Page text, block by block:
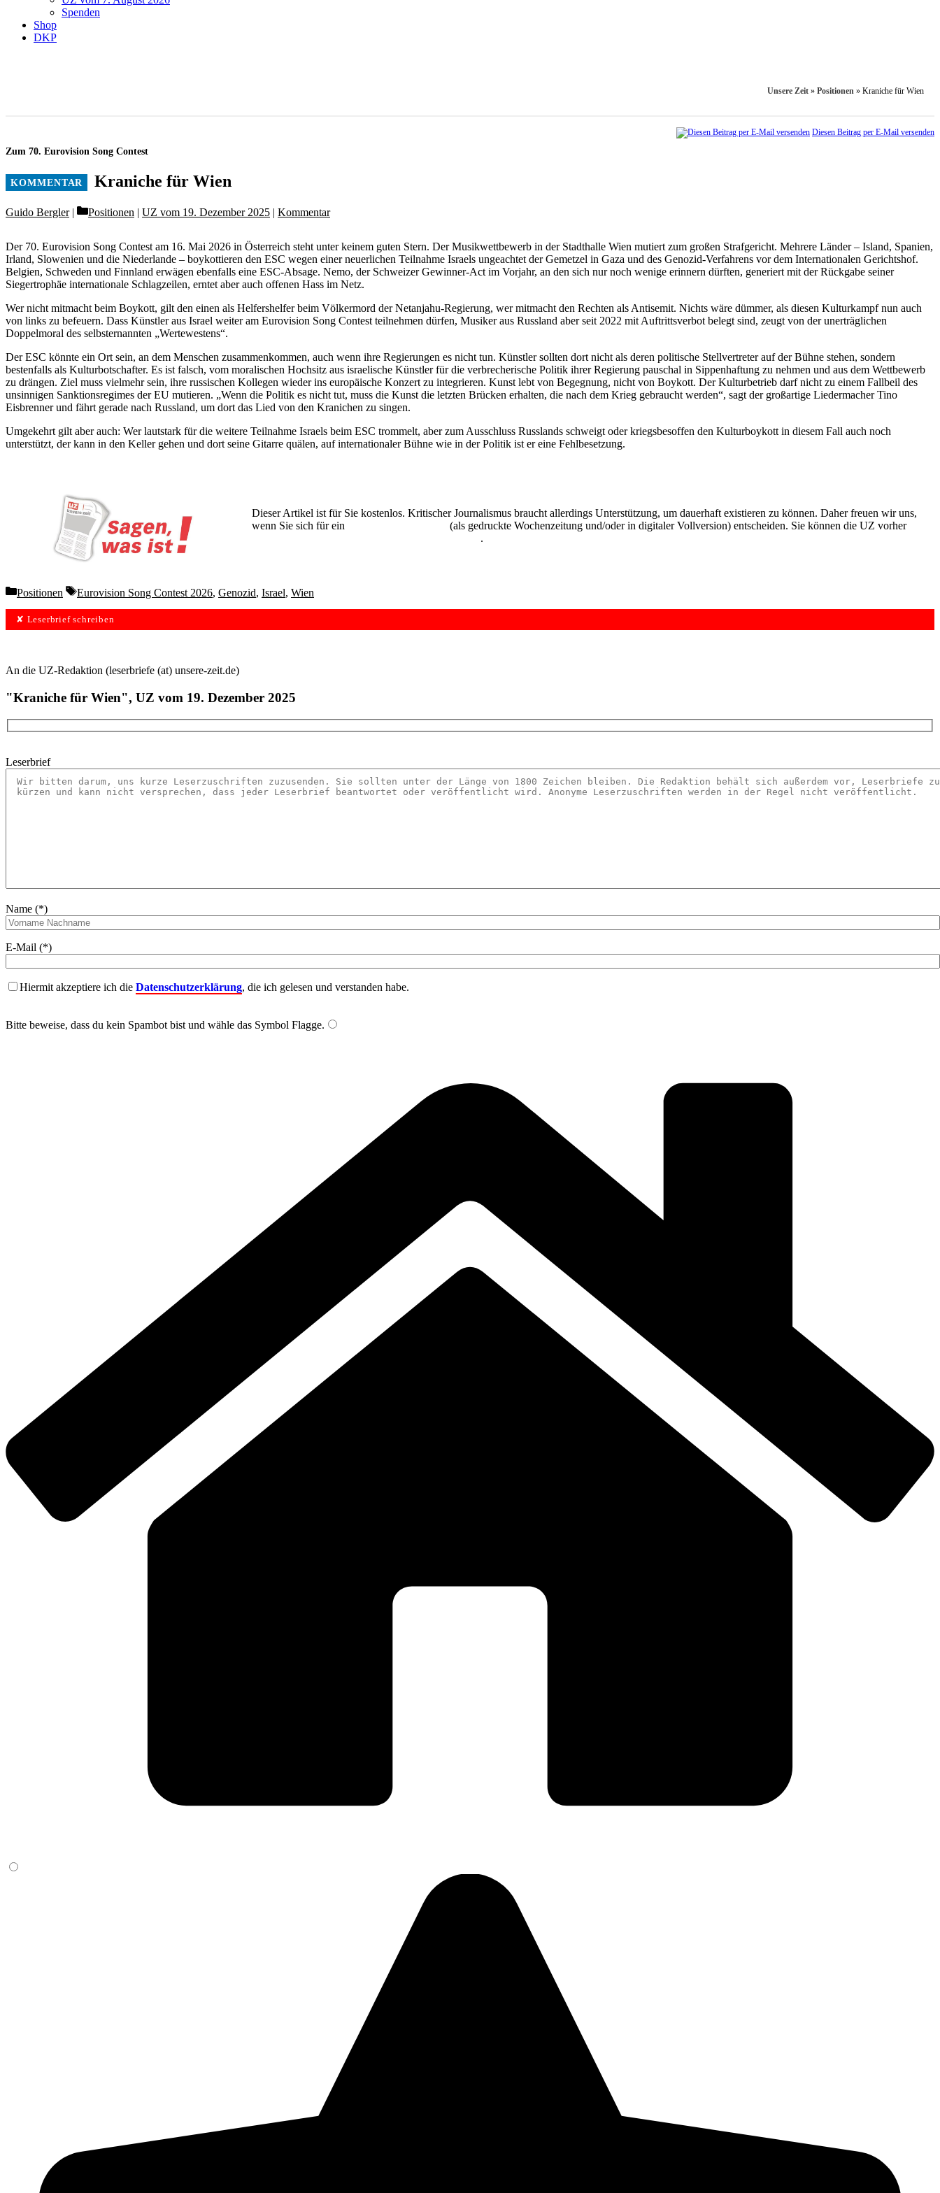
Spenden
Shop
DKP
Unsere Zeit » Positionen » Kraniche für Wien
Diesen Beitrag per E-Mail versenden
Zum 70. Eurovision Song Contest
Kraniche für Wien
Guido Bergler Categories
Positionen | UZ vom 19. Dezember 2025 | Kommentar
Der 70. Eurovision Song Contest am 16. Mai 2026 in Österreich steht unter keinem guten Stern. Der Musikwettbewerb in der Stadthalle Wien mutiert zum großen Strafgericht. Mehrere Länder – Island, Spanien,
Irland, Slowenien und die Niederlande – boykottieren den ESC wegen einer neuerlichen Teilnahme Israels ungeachtet der Gemetzel in Gaza und des Genozid-Verfahrens vor dem Internationalen Gerichtshof.
Belgien, Schweden und Finnland erwägen ebenfalls eine ESC-Absage. Nemo, der Schweizer Gewinner-Act im Vorjahr, an den sich nur noch wenige erinnern dürften, generiert mit der Rückgabe seiner
Siegertrophäe internationale Schlagzeilen, erntet aber auch offenen Hass im Netz.
Wer nicht mitmacht beim Boykott, gilt den einen als Helfershelfer beim Völkermord der Netanjahu-Regierung, wer mitmacht den Rechten als Antisemit. Nichts wäre dümmer, als diesen Kulturkampf nun auch
von links zu befeuern. Dass Künstler aus Israel weiter am Eurovision Song Contest teilnehmen dürfen, Musiker aus Russland aber seit 2022 mit Auftrittsverbot belegt sind, zeugt von der unerträglichen
Doppelmoral des selbsternannten „Wertewestens“.
Der ESC könnte ein Ort sein, an dem Menschen zusammenkommen, auch wenn ihre Regierungen es nicht tun. Künstler sollten dort nicht als deren politische Stellvertreter auf der Bühne stehen, sondern
bestenfalls als Kulturbotschafter. Es ist falsch, vom moralischen Hochsitz aus israelische Künstler für die verbrecherische Politik ihrer Regierung pauschal in Sippenhaftung zu nehmen und aus dem Wettbewerb
zu drängen. Ziel muss vielmehr sein, ihre russischen Kollegen wieder ins europäische Konzert zu integrieren. Kunst lebt von Begegnung, nicht von Boykott. Der Kulturbetrieb darf nicht zu einem Fallbeil des
unsinnigen Sanktionsregimes der EU mutieren. „Wenn die Politik es nicht tut, muss die Kunst die letzten Brücken erhalten, die nach dem Krieg gebraucht werden“, sagt der großartige Liedermacher Tino
Eisbrenner und fährt gerade nach Russland, um dort das Lied von den Kranichen zu singen.
Umgekehrt gilt aber auch: Wer lautstark für die weitere Teilnahme Israels beim ESC trommelt, aber zum Ausschluss Russlands schweigt oder kriegsbesoffen den Kulturboykott in diesem Fall auch noch
unterstützt, der kann in den Keller gehen und dort seine Gitarre quälen, auf internationaler Bühne wie in der Politik ist er eine Fehlbesetzung.
Dieser Artikel ist für Sie kostenlos. Kritischer Journalismus braucht allerdings Unterstützung, um dauerhaft existieren zu können. Daher freuen wir uns,
wenn Sie sich für ein
(als gedruckte Wochenzeitung und/oder in digitaler Vollversion) entscheiden. Sie können die UZ vorher
.
Categories
Positionen Tags
Eurovision Song Contest 2026, Genozid, Israel, Wien
✘ Leserbrief schreiben
An die UZ-Redaktion (leserbriefe (at) unsere-zeit.de)
"Kraniche für Wien", UZ vom 19. Dezember 2025
Leserbrief
Name (*)
E-Mail (*)
Hiermit akzeptiere ich die Datenschutzerklärung, die ich gelesen und verstanden habe.
Bitte beweise, dass du kein Spambot bist und wähle das Symbol Flagge.